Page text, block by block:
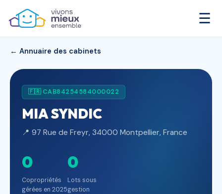
☰
← Annuaire des cabinets
🇫🇷 CAB84254584000022
MIA SYNDIC
📍 97 Rue de Freyr, 34000 Montpellier, France
0
Copropriétés
gérées en 2025
0
Lots sous
gestion